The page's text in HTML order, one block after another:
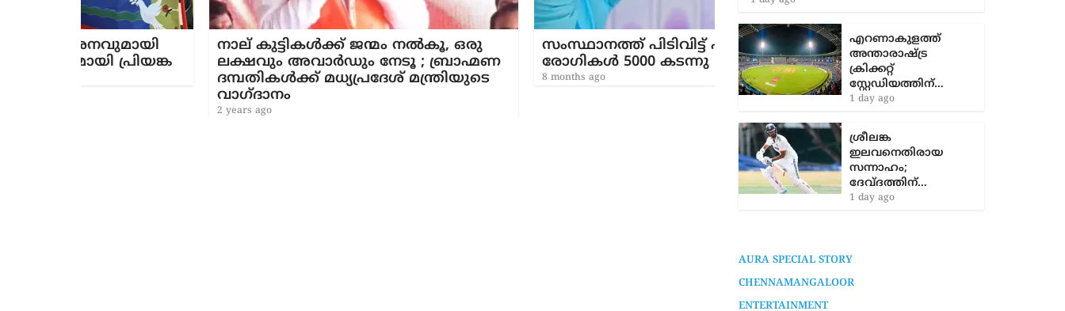
നാല് കുട്ടികൾക്ക് ജന്മം നൽകൂ, ഒരു
ലക്ഷവും അവാർഡും നേടൂ ; ബ്രാഹ്മണ
ദമ്പതികൾക്ക് മധ്യപ്രദേശ് മന്ത്രിയുടെ
സംസ്ഥാനത്ത് പിടിവിട്ട് എലിപ്പനി;
രോഗികൾ 5000 കടന്നു
8 months ago
ഫലസ്തീൻ ബാഗ്; വിമർശനവുമായി
ബിജെപി, ചുട്ട മറുപടിയുമായി പ്രിയങ്ക
2 years ago
റൊസാരിയോയിലെ
ത്തി
1 day ago
എറണാകുളത്ത്
ക്രിക്കറ്റ്
സ്റ്റേഡിയത്തിന്…
1 day ago
ശ്രീലങ്ക
1 day ago